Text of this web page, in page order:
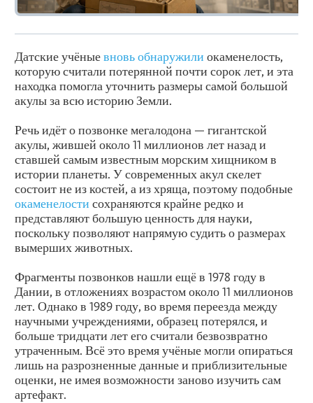
Датские учёныевновь обнаружили окаменелость,
которую считали потерянной почти сорок лет, и эта
находка помогла уточнить размеры самой большой
акулы за всю историю Земли.
Речь идёт о позвонке мегалодона — гигантской
акулы, жившей около 11 миллионов лет назад и
ставшей самым известным морским хищником в
истории планеты. У современных акул скелет
состоит не из костей, а из хряща, поэтому подобные
окаменелости сохраняются крайне редко и
представляют большую ценность для науки,
поскольку позволяют напрямую судить о размерах
вымерших животных.
Фрагменты позвонков нашли ещё в 1978 году в
Дании, в отложениях возрастом около 11 миллионов
лет. Однако в 1989 году, во время переезда между
научными учреждениями, образец потерялся, и
больше тридцати лет его считали безвозвратно
утраченным. Всё это время учёные могли опираться
лишь на разрозненные данные и приблизительные
оценки, не имея возможности заново изучить сам
артефакт.